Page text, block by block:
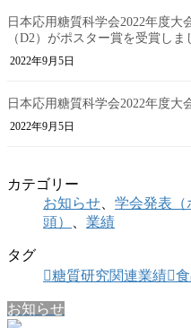
日本応用糖質科学会2022年度大
（D2）がポスター賞を受賞しま
2022年9月5日
日本応用糖質科学会2022年度大
2022年9月5日
カテゴリー
お知らせ
学会発表（
頭）
業績
タグ
糖質研究関連業績
お知らせ